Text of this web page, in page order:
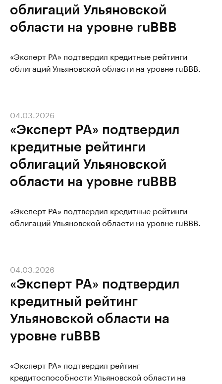
облигаций Ульяновской
области на уровне ruBBB
«Эксперт РА» подтвердил кредитные рейтинги
облигаций Ульяновской области на уровне ruBBB.
«Эксперт РА» подтвердил
кредитные рейтинги
облигаций Ульяновской
области на уровне ruBBB
04.03.2026
«Эксперт РА» подтвердил кредитные рейтинги
облигаций Ульяновской области на уровне ruBBB.
«Эксперт РА» подтвердил
кредитный рейтинг
Ульяновской области на
уровне ruBBB
04.03.2026
«Эксперт РА» подтвердил рейтинг
кредитоспособности Ульяновской области на